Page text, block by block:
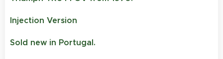
Injection Version
Sold new in Portugal.